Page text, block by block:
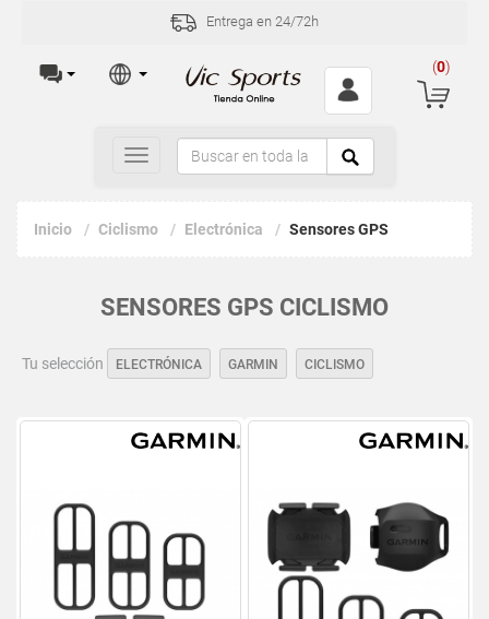
Entrega en 24/72h
(0)
Toggle
navigation
Inicio Ciclismo Electrónica Sensores GPS
SENSORES GPS CICLISMO
Tu selección ELECTRÓNICA GARMIN CICLISMO